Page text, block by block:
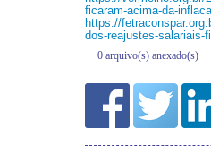
0 arquivo(s) anexado(s)